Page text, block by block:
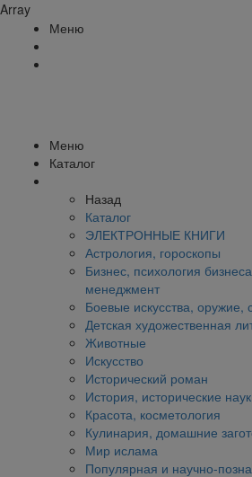
Array
Меню
Меню
Каталог
Назад
Каталог
ЭЛЕКТРОННЫЕ КНИГИ
Астрология, гороскопы
Бизнес, психология
менеджмент
Боевые искусства, оружие,
Детская художественная
Животные
Искусство
Исторический роман
История, исторические
Красота, косметология
Кулинария, домашние
Мир ислама
Популярная и научно-